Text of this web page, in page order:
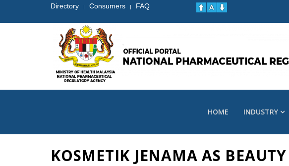
Directory | Consumers | FAQ
HOME INDUSTRY
KOSMETIK JENAMA AS